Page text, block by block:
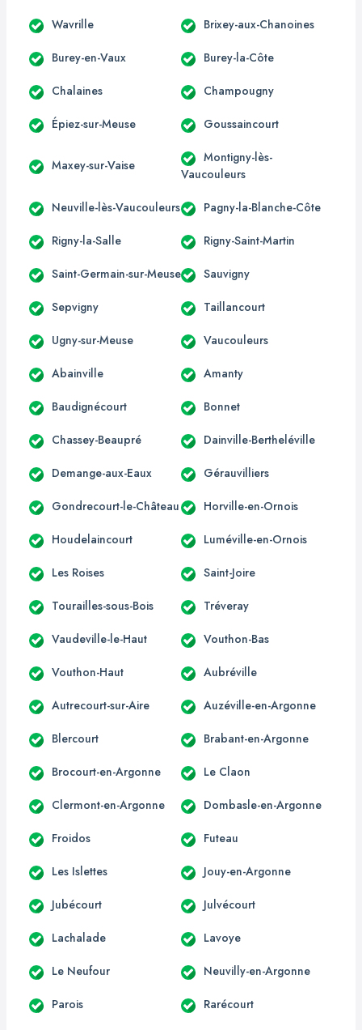
Wavrille Brixey-aux-Chanoines
Burey-en-Vaux Burey-la-Côte
Chalaines Champougny
Épiez-sur-Meuse Goussaincourt
Maxey-sur-Vaise
Montigny-lès-
Vaucouleurs
Neuville-lès-Vaucouleurs Pagny-la-Blanche-Côte
Rigny-la-Salle Rigny-Saint-Martin
Saint-Germain-sur-Meuse Sauvigny
Sepvigny Taillancourt
Ugny-sur-Meuse Vaucouleurs
Abainville Amanty
Baudignécourt Bonnet
Chassey-Beaupré Dainville-Bertheléville
Demange-aux-Eaux Gérauvilliers
Gondrecourt-le-Château Horville-en-Ornois
Houdelaincourt Luméville-en-Ornois
Les Roises Saint-Joire
Tourailles-sous-Bois Tréveray
Vaudeville-le-Haut Vouthon-Bas
Vouthon-Haut Aubréville
Autrecourt-sur-Aire Auzéville-en-Argonne
Blercourt Brabant-en-Argonne
Brocourt-en-Argonne Le Claon
Clermont-en-Argonne Dombasle-en-Argonne
Froidos Futeau
Les Islettes Jouy-en-Argonne
Jubécourt Julvécourt
Lachalade Lavoye
Le Neufour Neuvilly-en-Argonne
Parois Rarécourt